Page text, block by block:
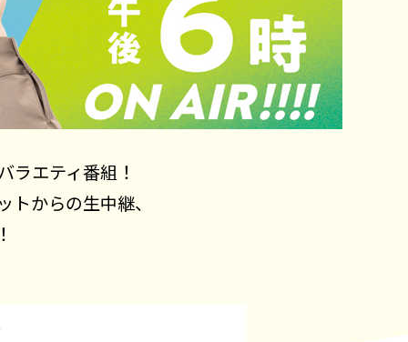
ラエティ番組！
からの生中継、